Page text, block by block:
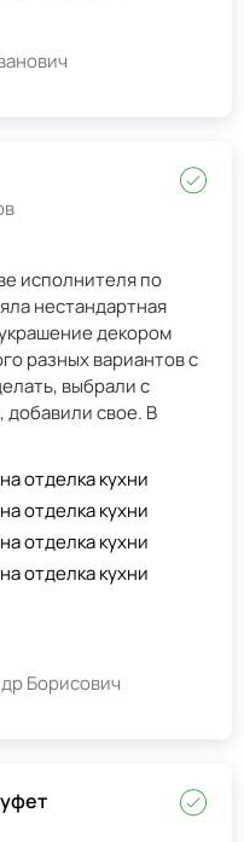
исполнителя по
нестандартная
декором
выбрали с
свое. В
Борисович